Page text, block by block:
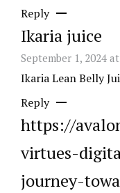
Reply
Ikaria juice
September 1, 2024
Ikaria Lean Belly
Reply
https://
virtues-
journey-